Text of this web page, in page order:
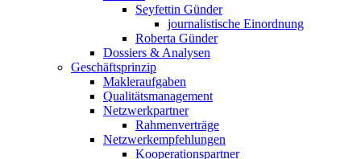
Seyfettin Günder
journalistische Einordnung
Roberta Günder
Dossiers & Analysen
Geschäftsprinzip
Makleraufgaben
Qualitätsmanagement
Netzwerkpartner
Rahmenverträge
Netzwerkempfehlungen
Kooperationspartner